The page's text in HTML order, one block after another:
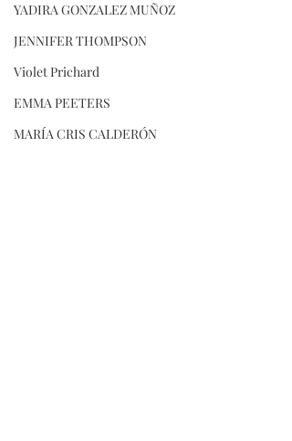
YADIRA GONZALEZ MUÑOZ
JENNIFER THOMPSON
Violet Prichard
EMMA PEETERS
MARÍA CRIS CALDERÓN